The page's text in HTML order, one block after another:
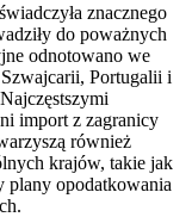
znacznego
do poważnych
odnotowano we
Portugalii i
import z zagranicy
również
krajów, takie jak
opodatkowania